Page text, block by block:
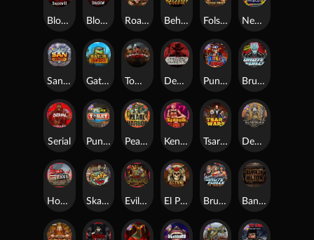
Dead, Dead, or Deader
Tsar Wars
Brute Force
Home of the Brave
Tombstone Slaughter
Blood & Shadow
Blood & Shadow 2
Skate or Die
Punk Rocker 2
Deadwood R.I.P
Beheaded
Bangkok Hilton
Brute Force: Alien Onslaught
Nexus Outsourced
Gator Hunters
Kenneth Must Die
Folsom Prison
Road Rage
El Pasa Gunfight xNudge
Evil Goblins xBomb
San Quentin xWays
Serial Punk Toilet Pearl Harbor